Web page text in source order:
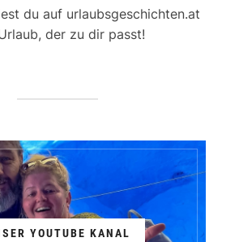
du auf urlaubsgeschichten.at
der zu dir passt!
YOUTUBE KANAL